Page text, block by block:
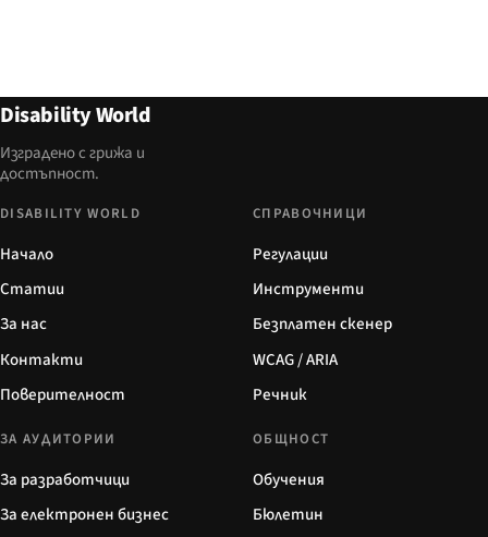
Disability World
Изградено с грижа и
достъпност.
DISABILITY WORLD
Начало
Статии
За нас
Контакти
Поверителност
СПРАВОЧНИЦИ
Регулации
Инструменти
Безплатен скенер
WCAG / ARIA
Речник
ЗА АУДИТОРИИ
За разработчици
За електронен бизнес
ОБЩНОСТ
Обучения
Бюлетин